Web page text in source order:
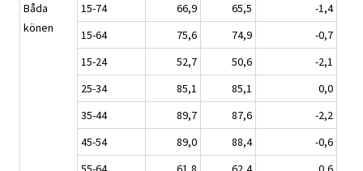
Båda
könen
15-74 66,9 65,5
-1,4
15-64
75,6 74,9
-0,7
15-24
52,7 50,6
-2,1
25-34
85,1 85,1
0,0
35-44
89,7 87,6
-2,2
45-54
89,0 88,4
-0,6